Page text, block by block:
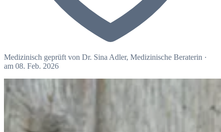
Medizinisch geprüft von Dr. Sina Adler, Medizinische Beraterin ·
am 08. Feb. 2026